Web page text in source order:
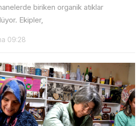
biriken organik atıklar
Ekipler,
09:28